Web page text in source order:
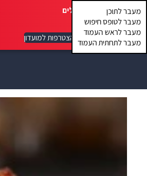
מעבר לתוכן
מעבר לטופס חיפוש
מעבר לראש העמוד
מעבר לתחתית העמוד
איפה אוכלים
הצטרפות למועדון